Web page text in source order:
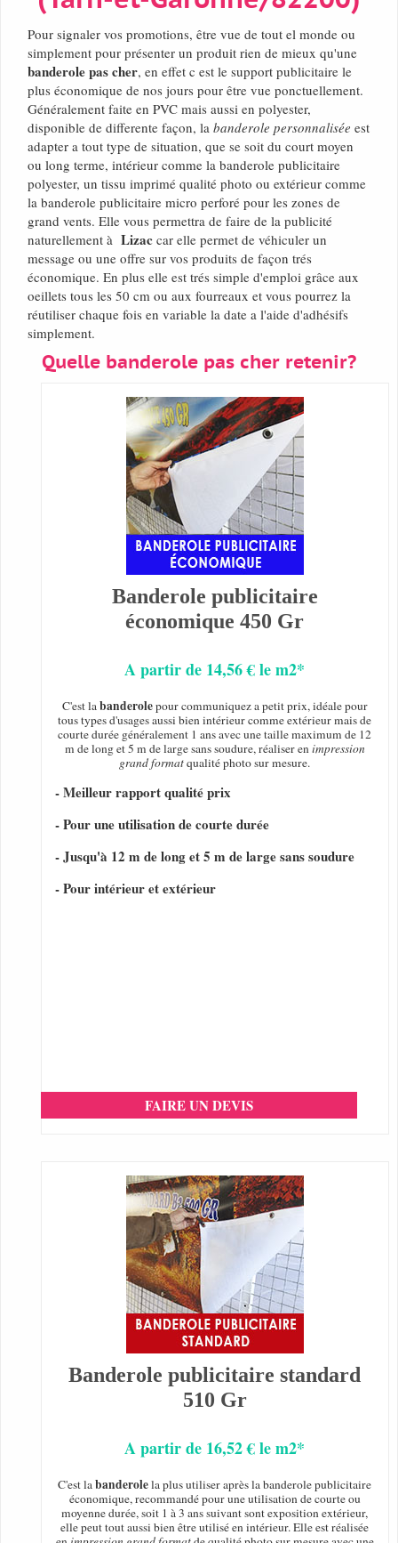
Pour signaler vos promotions, être vue de tout el monde ou
simplement pour présenter un produit rien de mieux qu'une
banderole pas cher, en effet c est le support publicitaire le
plus économique de nos jours pour être vue ponctuellement.
Généralement faite en PVC mais aussi en polyester,
disponible de differente façon, la banderole personnalisée est
adapter a tout type de situation, que se soit du court moyen
ou long terme, intérieur comme la banderole publicitaire
polyester, un tissu imprimé qualité photo ou extérieur comme
la banderole publicitaire micro perforé pour les zones de
grand vents. Elle vous permettra de faire de la publicité
naturellement à Lizac car elle permet de véhiculer un
message ou une offre sur vos produits de façon trés
économique. En plus elle est trés simple d'emploi grâce aux
oeillets tous les 50 cm ou aux fourreaux et vous pourrez la
réutiliser chaque fois en variable la date a l'aide d'adhésifs
simplement.
Quelle banderole pas cher retenir?
Banderole publicitaire
économique 450 Gr
A partir de 14,56 € le m2*
C'est labanderolepour communiquez a petit prix, idéale pour
tous types d'usages aussi bien intérieur comme extérieur mais de
courte durée généralement 1 ans avec une taille maximum de 12
m de long et 5 m de large sans soudure, réaliser enimpression
grand formatqualité photo sur mesure.
- Meilleur rapport qualité prix
- Pour une utilisation de courte durée
- Jusqu'à 12 m de long et 5 m de large sans soudure
- Pour intérieur et extérieur
FAIRE UN DEVIS
Banderole publicitaire standard
510 Gr
A partir de 16,52 € le m2*
C'est labanderolela plus utiliser après la banderole publicitaire
économique, recommandé pour une utilisation de courte ou
moyenne durée, soit 1 à 3 ans suivant sont exposition extérieur,
elle peut tout aussi bien être utilisé en intérieur. Elle est réalisée